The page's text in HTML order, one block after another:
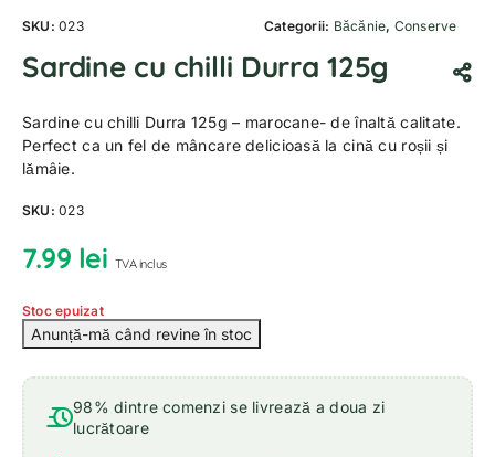
SKU:023 Categorii: Băcănie, Conserve
Sardine cu chilli Durra 125g
Sardine cu chilli Durra 125g – marocane- de înaltă calitate.
Perfect ca un fel de mâncare delicioasă la cină cu roșii și
lămâie.
SKU:023
7.99 lei TVA inclus
Stoc epuizat
98% dintre comenzi se livrează a doua zi
lucrătoare